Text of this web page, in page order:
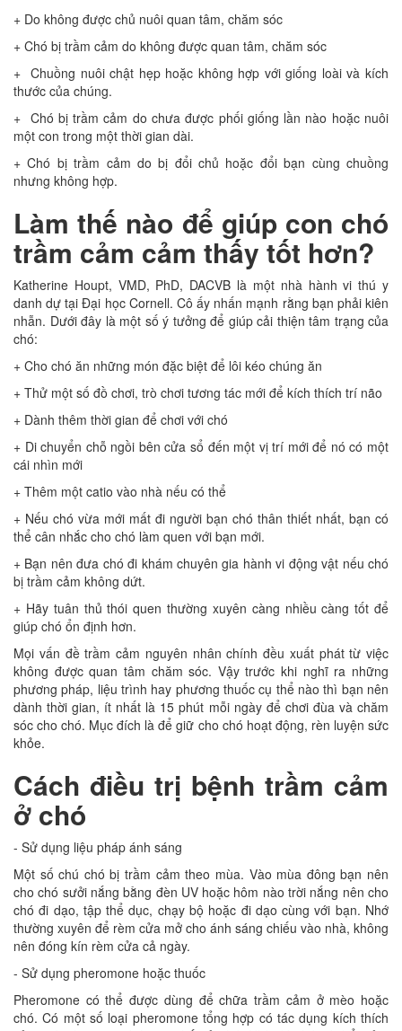
+ Do không được chủ nuôi quan tâm, chăm sóc
+ Chó bị trầm cảm do không được quan tâm, chăm sóc
+ Chuồng nuôi chật hẹp hoặc không hợp với giống loài và kích
thước của chúng.
+ Chó bị trầm cảm do chưa được phối giống lần nào hoặc nuôi
một con trong một thời gian dài.
+ Chó bị trầm cảm do bị đổi chủ hoặc đổi bạn cùng chuồng
nhưng không hợp.
Làm thế nào để giúp con chó
trầm cảm cảm thấy tốt hơn?
Katherine Houpt, VMD, PhD, DACVB là một nhà hành vi thú y
danh dự tại Đại học Cornell. Cô ấy nhấn mạnh rằng bạn phải kiên
nhẫn. Dưới đây là một số ý tưởng để giúp cải thiện tâm trạng của
chó:
+ Cho chó ăn những món đặc biệt để lôi kéo chúng ăn
+ Thử một số đồ chơi, trò chơi tương tác mới để kích thích trí não
+ Dành thêm thời gian để chơi với chó
+ Di chuyển chỗ ngồi bên cửa sổ đến một vị trí mới để nó có một
cái nhìn mới
+ Thêm một catio vào nhà nếu có thể
+ Nếu chó vừa mới mất đi người bạn chó thân thiết nhất, bạn có
thể cân nhắc cho chó làm quen với bạn mới.
+ Bạn nên đưa chó đi khám chuyên gia hành vi động vật nếu chó
bị trầm cảm không dứt.
+ Hãy tuân thủ thói quen thường xuyên càng nhiều càng tốt để
giúp chó ổn định hơn.
Mọi vấn đề trầm cảm nguyên nhân chính đều xuất phát từ việc
không được quan tâm chăm sóc. Vậy trước khi nghĩ ra những
phương pháp, liệu trình hay phương thuốc cụ thể nào thì bạn nên
dành thời gian, ít nhất là 15 phút mỗi ngày để chơi đùa và chăm
sóc cho chó. Mục đích là để giữ cho chó hoạt động, rèn luyện sức
khỏe.
Cách điều trị bệnh trầm cảm
ở chó
- Sử dụng liệu pháp ánh sáng
Một số chú chó bị trầm cảm theo mùa. Vào mùa đông bạn nên
cho chó sưởi nắng bằng đèn UV hoặc hôm nào trời nắng nên cho
chó đi dạo, tập thể dục, chạy bộ hoặc đi dạo cùng với bạn. Nhớ
thường xuyên để rèm cửa mở cho ánh sáng chiếu vào nhà, không
nên đóng kín rèm cửa cả ngày.
- Sử dụng pheromone hoặc thuốc
Pheromone có thể được dùng để chữa trầm cảm ở mèo hoặc
chó. Có một số loại pheromone tổng hợp có tác dụng kích thích